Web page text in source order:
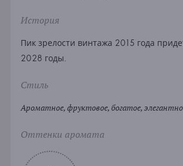
История
Пик зрелости винтажа 2015 года
2028 годы.
Стиль
Ароматное, фруктовое, богатое,
Оттенки аромата